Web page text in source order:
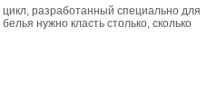
разработанный специально для
нужно класть столько, сколько